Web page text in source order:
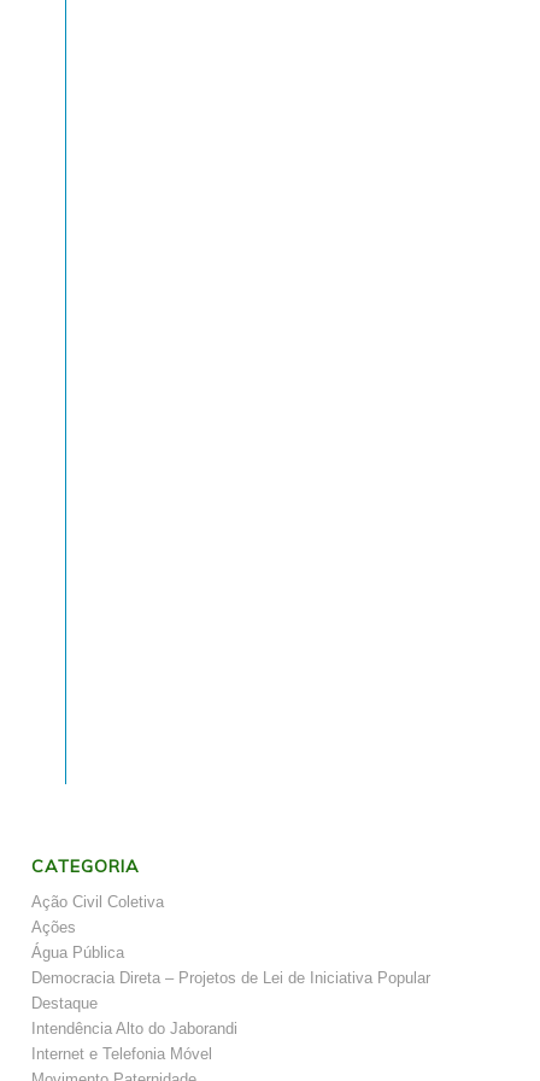
CATEGORIA
Ação Civil Coletiva
Ações
Água Pública
Democracia Direta – Projetos de Lei de Iniciativa Popular
Destaque
Intendência Alto do Jaborandi
Internet e Telefonia Móvel